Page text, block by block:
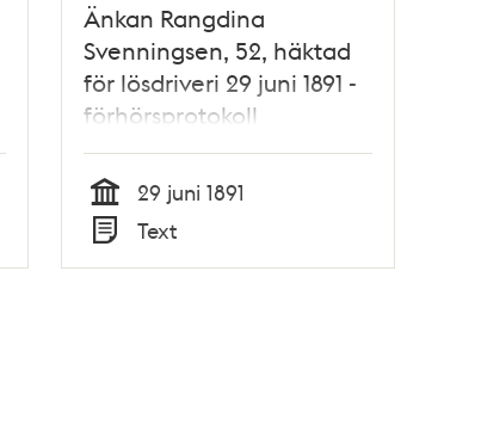
Änkan Rangdina
Svenningsen, 52, häktad
för lösdriveri 29 juni 1891 -
förhörsprotokoll
Tid
29 juni 1891
Typ
Text